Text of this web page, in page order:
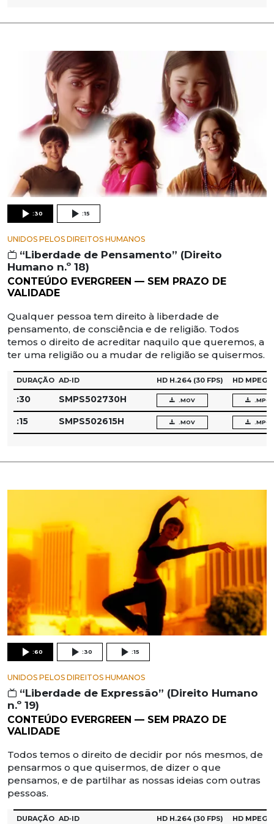
:30 :15
UNIDOS PELOS DIREITOS HUMANOS
“Liberdade de Pensamento” (Direito
Humano n.º 18)
CONTEÚDO EVERGREEN — SEM PRAZO DE
VALIDADE
Qualquer pessoa tem direito à liberdade de
pensamento, de consciência e de religião. Todos
temos o direito de acreditar naquilo que queremos, a
ter uma religião ou a mudar de religião se quisermos.
DURAÇÃO AD‑ID HD H.264 (30 FPS) HD MPEG‑2
:30 SMPS502730H .MOV .MPG
:15 SMPS502615H .MOV .MPG
:60 :30 :15
UNIDOS PELOS DIREITOS HUMANOS
“Liberdade de Expressão” (Direito Humano
n.º 19)
CONTEÚDO EVERGREEN — SEM PRAZO DE
VALIDADE
Todos temos o direito de decidir por nós mesmos, de
pensarmos o que quisermos, de dizer o que
pensamos, e de partilhar as nossas ideias com outras
pessoas.
DURAÇÃO AD‑ID HD H.264 (30 FPS) HD MPEG‑2